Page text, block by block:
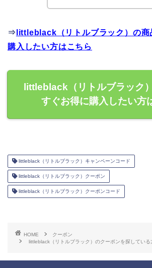
⇒ littleblack（リトルブラック）の商
購入したい方はこちら
littleblack（リトルブラック
すぐお得に購入したい方
littleblack（リトルブラック）キャンペーンコード
littleblack（リトルブラック）クーポン
littleblack（リトルブラック）クーポンコード
HOME
クーポン
littleblack（リトルブラック）のクーポンを探している